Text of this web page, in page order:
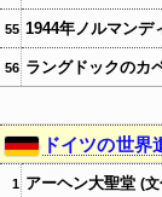
55 1944年ノルマンデ
56 ラングドックのカ
ドイツの世界
1 アーヘン大聖堂 (